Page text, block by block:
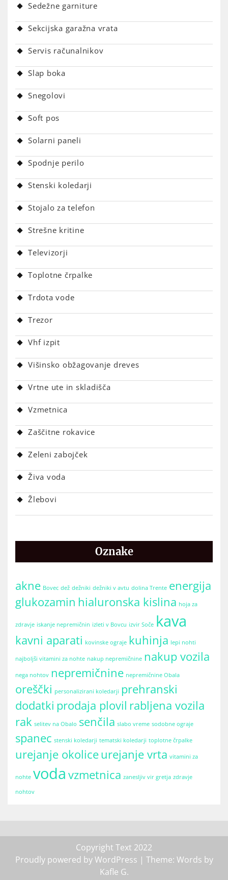
Sedežne garniture
Sekcijska garažna vrata
Servis računalnikov
Slap boka
Snegolovi
Soft pos
Solarni paneli
Spodnje perilo
Stenski koledarji
Stojalo za telefon
Strešne kritine
Televizorji
Toplotne črpalke
Trdota vode
Trezor
Vhf izpit
Višinsko obžagovanje dreves
Vrtne ute in skladišča
Vzmetnica
Zaščitne rokavice
Zeleni zabojček
Živa voda
Žlebovi
Oznake
akne Bovec dež dežniki dežniki v avtu dolina Trente energija
glukozamin hialuronska kislina hoja za
zdravje iskanje nepremičnin izleti v Bovcu izvir Soče kava
kavni aparati kovinske ograje kuhinja lepi nohti
najboljši vitamini za nohte nakup nepremičnine nakup vozila
nega nohtov nepremičnine nepremičnine Obala
oreščki personalizirani koledarji prehranski
dodatki prodaja plovil rabljena vozila
rak selitev na Obalo senčila slabo vreme sodobne ograje
spanec stenski koledarji tematski koledarji toplotne črpalke
urejanje okoliceurejanje vrta vitamini za
nohte voda vzmetnica zanesljiv vir gretja zdravje
nohtov
Copyright Text 2022
Proudly powered by WordPress | Theme: Words by
Kafle G.